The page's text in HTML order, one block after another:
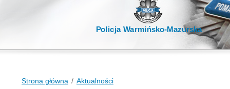
Policja Warmińsko-Mazurska
Strona główna Aktualności